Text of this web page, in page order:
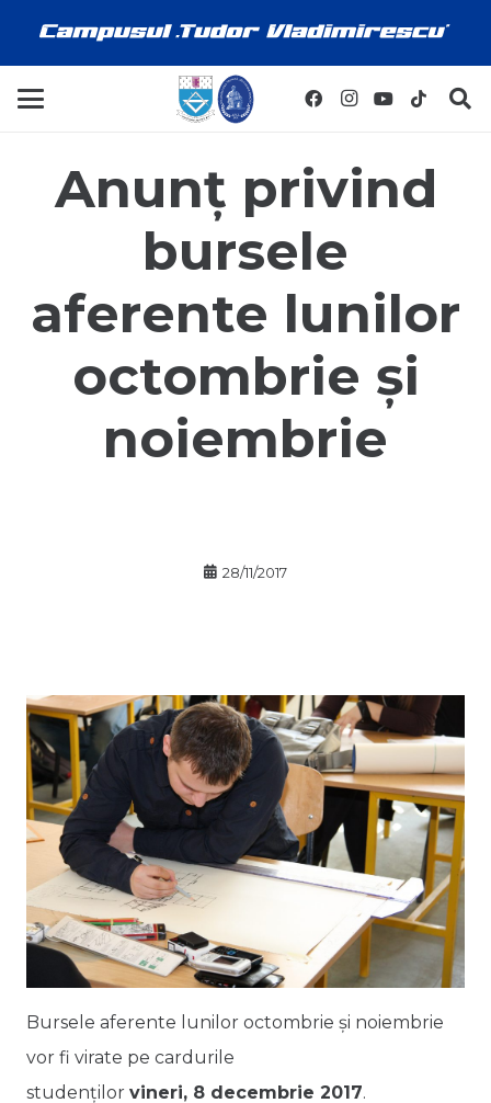
Anunț privind
bursele
aferente lunilor
octombrie și
noiembrie
28/11/2017
Bursele aferente lunilor octombrie și noiembrie
vor fi virate pe cardurile
studenților vineri, 8 decembrie 2017.